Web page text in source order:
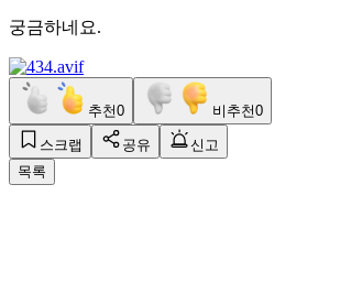
궁금하네요.
추천0 비추천0
스크랩 공유
신고
목록